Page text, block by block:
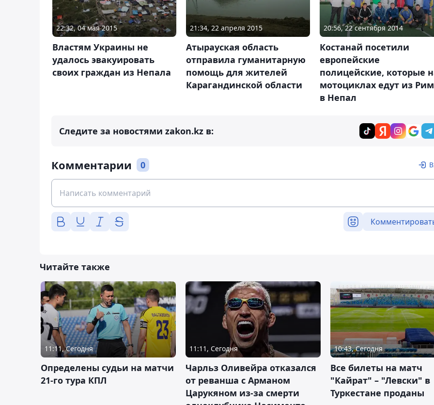
22:32, 04 мая 2015
Властям Украины не
удалось эвакуировать
своих граждан из Непала
21:34, 22 апреля 2015
Атырауская область
отправила гуманитарную
помощь для жителей
Карагандинской области
20:56, 22 сентября 2014
Костанай посетили
европейские
полицейские, которые
мотоциклах едут из
в Непал
Следите за новостями zakon.kz в:
Комментарии 0
Читайте также
11:11, Сегодня
Определены судьи на матчи
21-го тура КПЛ
11:11, Сегодня
Чарльз Оливейра отказался
от реванша с Арманом
Царукяном из-за смерти
10:43, Сегодня
Все билеты на матч
"Кайрат" – "Левски" в
Туркестане проданы